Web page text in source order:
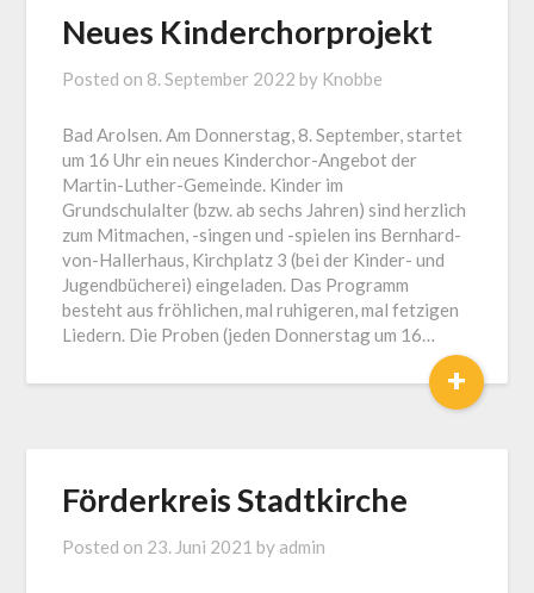
Neues Kinderchorprojekt
Posted on 8. September 2022 by Knobbe
Bad Arolsen. Am Donnerstag, 8. September, startet
um 16 Uhr ein neues Kinderchor-Angebot der
Martin-Luther-Gemeinde. Kinder im
Grundschulalter (bzw. ab sechs Jahren) sind herzlich
zum Mitmachen, -singen und -spielen ins Bernhard-
von-Hallerhaus, Kirchplatz 3 (bei der Kinder- und
Jugendbücherei) eingeladen. Das Programm
besteht aus fröhlichen, mal ruhigeren, mal fetzigen
Liedern. Die Proben (jeden Donnerstag um 16…
+
Förderkreis Stadtkirche
Posted on 23. Juni 2021 by admin